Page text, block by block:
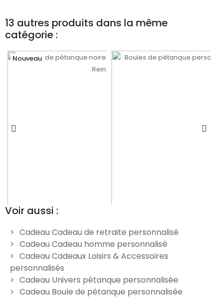
13 autres produits dans la même
catégorie :
Nouveau
Boules de pétanque noire
personnalisées - Modèle
Reine
34,90 €
Boules de pétanque
personnalisées - Modèle
34,90 €
Voir aussi :
Cadeau Cadeau de retraite personnalisé
Cadeau Cadeau homme personnalisé
Cadeau Cadeaux Loisirs & Accessoires
personnalisés
Cadeau Univers pétanque personnalisée
Cadeau Boule de pétanque personnalisée